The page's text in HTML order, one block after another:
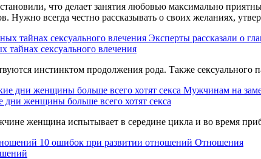
что делает занятия любовью максимально
Нужно всегда честно рассказывать о своих желаниях,
Эксперты рассказали о
тайнах сексуального влечения
инстинктом продолжения рода. Также сексуального
Мужчинам на
женщины больше всего хотят секса
женщина испытывает в середине цикла и во время
10 ошибок при развитии отношений Отношения